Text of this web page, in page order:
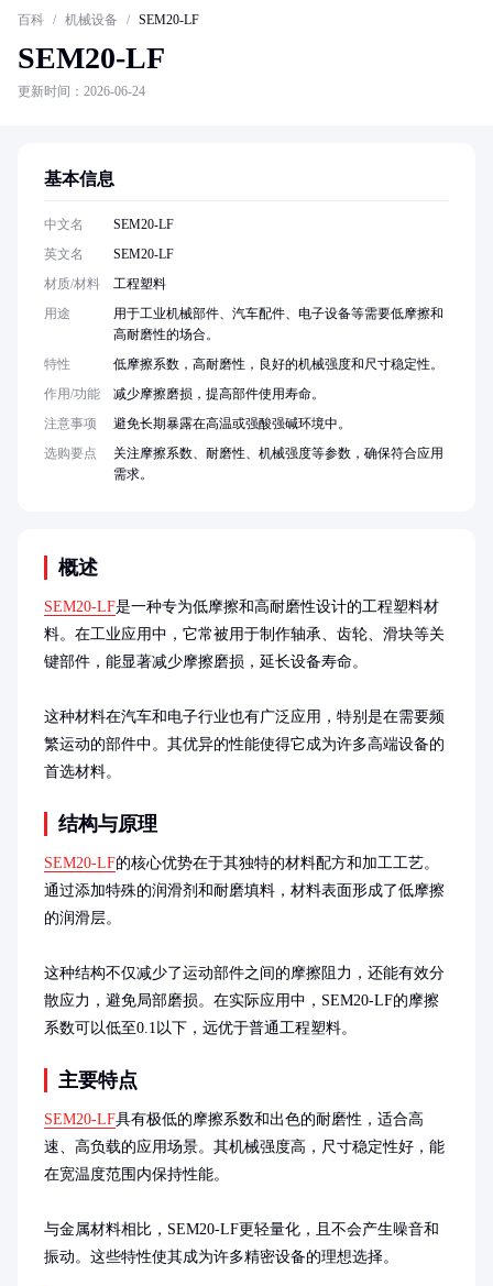
百科 / 机械设备 / SEM20-LF
SEM20-LF
更新时间：2026-06-24
概述
SEM20-LF是一种专为低摩擦和高耐磨性设计的工程塑料材
料。在工业应用中，它常被用于制作轴承、齿轮、滑块等关
键部件，能显著减少摩擦磨损，延长设备寿命。
这种材料在汽车和电子行业也有广泛应用，特别是在需要频
繁运动的部件中。其优异的性能使得它成为许多高端设备的
首选材料。
结构与原理
SEM20-LF的核心优势在于其独特的材料配方和加工工艺。
通过添加特殊的润滑剂和耐磨填料，材料表面形成了低摩擦
的润滑层。
这种结构不仅减少了运动部件之间的摩擦阻力，还能有效分
散应力，避免局部磨损。在实际应用中，SEM20-LF的摩擦
系数可以低至0.1以下，远优于普通工程塑料。
主要特点
SEM20-LF具有极低的摩擦系数和出色的耐磨性，适合高
速、高负载的应用场景。其机械强度高，尺寸稳定性好，能
在宽温度范围内保持性能。
与金属材料相比，SEM20-LF更轻量化，且不会产生噪音和
振动。这些特性使其成为许多精密设备的理想选择。
基本信息
中文名
SEM20-LF
英文名
SEM20-LF
材质/材料
工程塑料
用途
用于工业机械部件、汽车配件、电子设备等需要低摩擦和
高耐磨性的场合。
特性
低摩擦系数，高耐磨性，良好的机械强度和尺寸稳定性。
作用/功能
减少摩擦磨损，提高部件使用寿命。
注意事项
避免长期暴露在高温或强酸强碱环境中。
选购要点
关注摩擦系数、耐磨性、机械强度等参数，确保符合应用
需求。